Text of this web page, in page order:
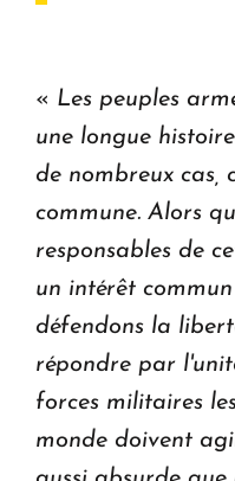
« Les peuples
une longue
de nombreux cas,
commune. Alors
responsables de
un intérêt
défendons la
répondre par
forces militaires
monde doivent